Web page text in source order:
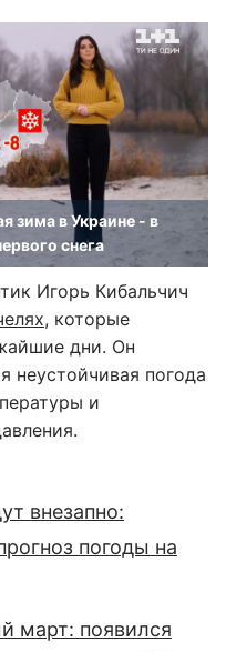
зима в Украине - в
снега
Игорь Кибальчич
, которые
дни. Он
неустойчивая погода
и
внезапно:
погоды на
март: появился